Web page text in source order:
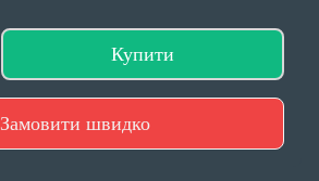
Купити
Замовити швидко